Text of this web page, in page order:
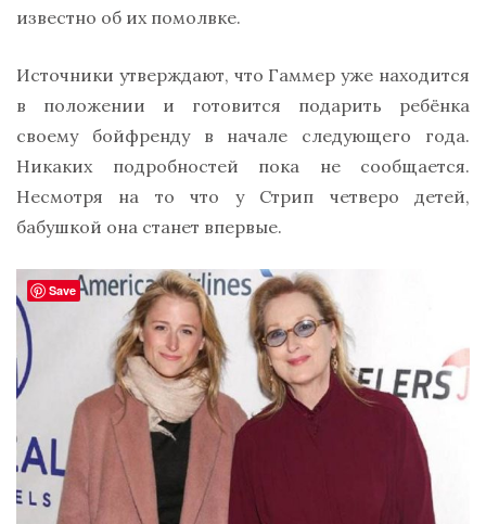
известно об их помолвке.
Источники утверждают, что Гаммер уже находится
в положении и готовится подарить ребёнка
своему бойфренду в начале следующего года.
Никаких подробностей пока не сообщается.
Несмотря на то что у Стрип четверо детей,
бабушкой она станет впервые.
Save